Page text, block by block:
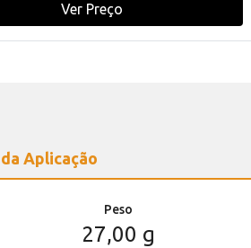
Ver Preço
Aplicação
Peso
27,00 g